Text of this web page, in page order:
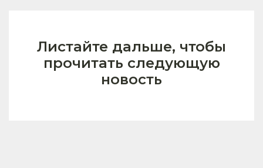
Листайте дальше, чтобы
прочитать следующую
новость